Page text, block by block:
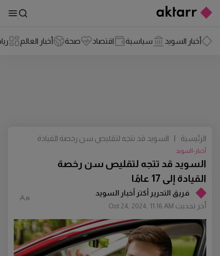
أخبار السويد سياسية اقتصاد صحة أخبار العالم
فريق التحرير أكتر أخبار السويد
أخر تحديث Oct 24, 2024, 11:16 AM
السويد قد تتجه لتقليص سن رخصة
القيادة إلى 17 عامًا
أخبار-السويد
الرئيسية
السويد قد تتجه لتقليص سن رخصة القيادة